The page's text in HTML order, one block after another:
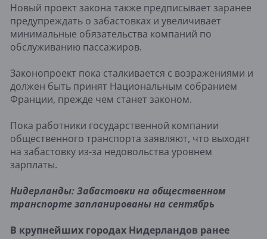
Новый проект закона также предписывает заранее
предупреждать о забастовках и увеличивает
минимальные обязательства компаний по
обслуживанию пассажиров.
Законопроект пока сталкивается с возражениями и
должен быть принят Национальным собранием
Франции, прежде чем станет законом.
Пока работники государственной компании
общественного транспорта заявляют, что выходят
на забастовку из-за недовольства уровнем
зарплаты.
Нидерланды: Забастовки на общественном
транспорте запланированы на сентябрь
В крупнейших городах Нидерландов ранее